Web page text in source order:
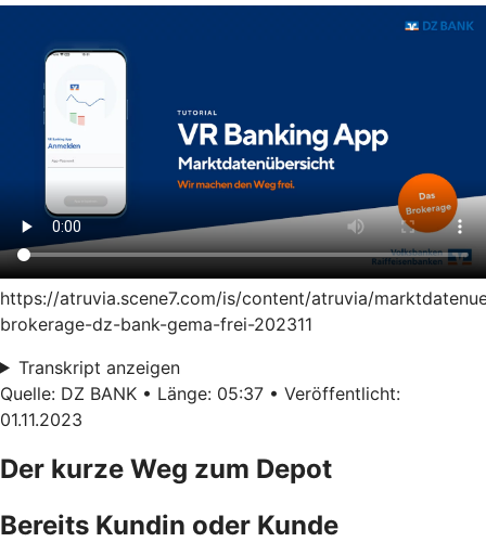
https://atruvia.scene7.com/is/content/atruvia/
brokerage-dz-bank-gema-frei-202311
Transkript anzeigen
Quelle: DZ BANK • Länge: 05:37 • Veröffentlicht:
01.11.2023
Der kurze Weg zum Depot
Bereits Kundin oder Kunde